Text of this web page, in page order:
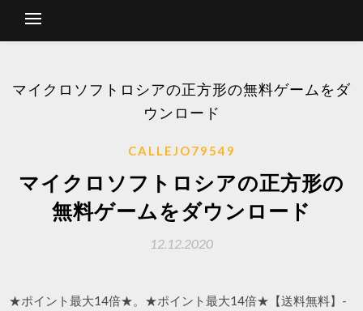
マイクロソフトロシアの正方形の無料ゲームをダ
ウンロード
CALLEJO79549
マイクロソフトロシアの正方形の
無料ゲームをダウンロード
12.12.2020
★ポイント最大14倍★。★ポイント最大14倍★【送料無料】-